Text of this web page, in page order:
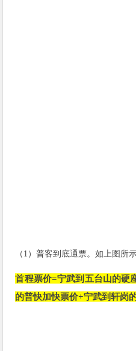
（1）普客到底通票。如上图所
首程票价=宁武到五台山的硬
的普快加快票价+宁武到轩岗